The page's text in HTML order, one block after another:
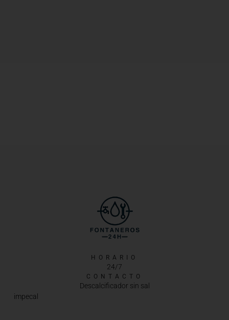
HORARIO
24/7
CONTACTO
Descalcificador sin sal
impecal